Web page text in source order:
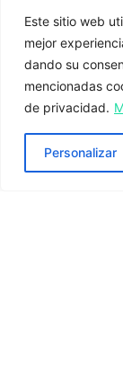
Este sitio web
mejor
dando su
mencionadas
de privacidad.
Personalizar